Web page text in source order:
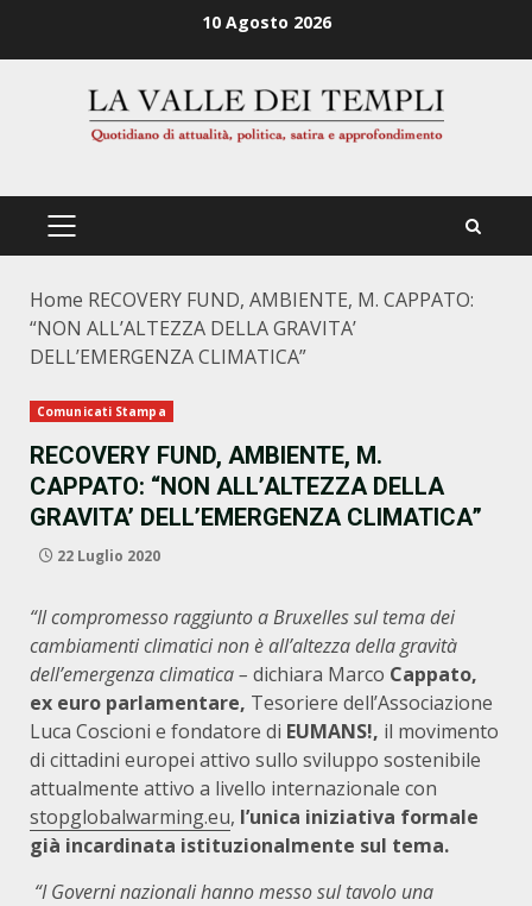
10 Agosto 2026
PRIMÄRES
Home RECOVERY FUND, AMBIENTE, M. CAPPATO:
“NON ALL’ALTEZZA DELLA GRAVITA’
DELL’EMERGENZA CLIMATICA”
Comunicati Stampa
RECOVERY FUND, AMBIENTE, M.
CAPPATO: “NON ALL’ALTEZZA DELLA
GRAVITA’ DELL’EMERGENZA CLIMATICA”
22 Luglio 2020
“Il compromesso raggiunto a Bruxelles sul tema dei
cambiamenti climatici non è all’altezza della gravità
dell’emergenza climatica – dichiara Marco Cappato,
ex euro parlamentare, Tesoriere dell’Associazione
Luca Coscioni e fondatore di EUMANS!, il movimento
di cittadini europei attivo sullo sviluppo sostenibile
attualmente attivo a livello internazionale con
stopglobalwarming.eu, l’unica iniziativa formale
già incardinata istituzionalmente sul tema.
“I Governi nazionali hanno messo sul tavolo una